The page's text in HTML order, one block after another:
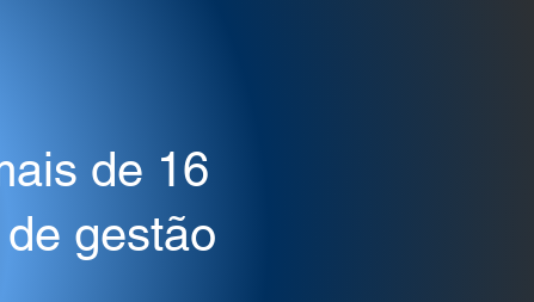
de 16
gestão